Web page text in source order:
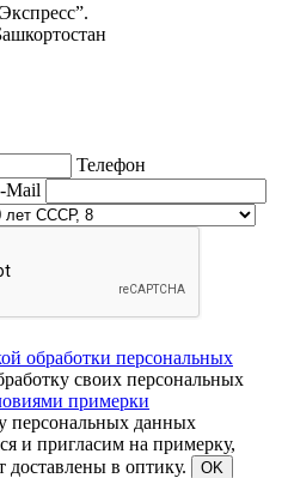
Телефон
Mail
обработки персональных
своих персональных
примерки
персональных данных
и пригласим на примерку,
доставлены в оптику.
OK